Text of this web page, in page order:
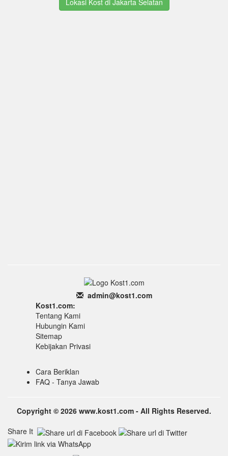
Lokasi Kost di Jakarta Selatan
admin@kost1.com
Kost1.com:
Tentang Kami
Hubungin Kami
Sitemap
Kebijakan Privasi
Cara Beriklan
FAQ - Tanya Jawab
Copyright © 2026 www.kost1.com - All Rights Reserved.
Share It